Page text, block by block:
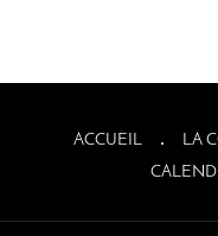
ACCUEIL LA